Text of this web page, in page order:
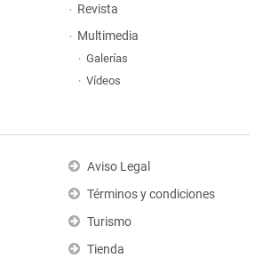
Revista
Multimedia
Galerías
Vídeos
Aviso Legal
Términos y condiciones
Turismo
Tienda